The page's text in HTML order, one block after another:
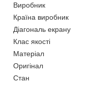
Виробник
Країна виробник
Діагональ екрану
Клас якості
Матеріал
Оригінал
Стан